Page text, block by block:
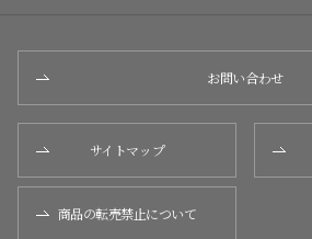
お問い合わせ
サイトマップ
商品の転売禁止について